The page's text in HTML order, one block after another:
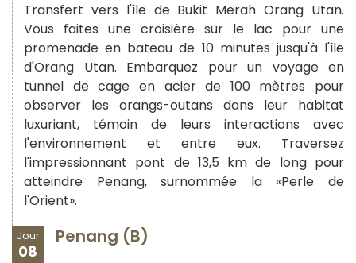
Transfert vers l'île de Bukit Merah Orang Utan.
Vous faites une croisière sur le lac pour une
promenade en bateau de 10 minutes jusqu'à l'île
d'Orang Utan. Embarquez pour un voyage en
tunnel de cage en acier de 100 mètres pour
observer les orangs-outans dans leur habitat
luxuriant, témoin de leurs interactions avec
l'environnement et entre eux. Traversez
l'impressionnant pont de 13,5 km de long pour
atteindre Penang, surnommée la «Perle de
l'Orient».
Jour
08
Penang (B)